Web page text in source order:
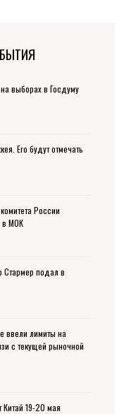
выборах в Госдуму
Его будут отмечать
России
в МОК
Стармер подал в
ввели лимиты на
с текущей рыночной
Китай 19-20 мая